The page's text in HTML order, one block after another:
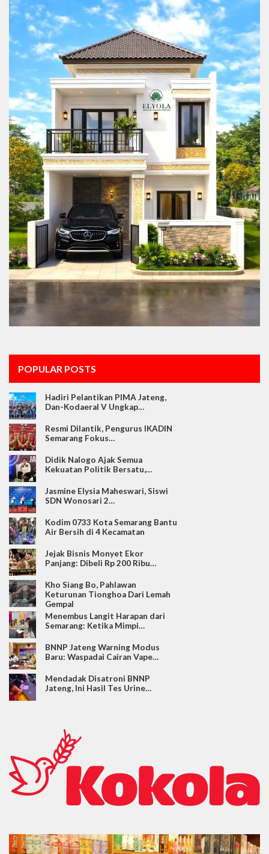
POPULAR POSTS
Hadiri Pelantikan PIMA Jateng,
Dan-Kodaeral V Ungkap…
Resmi Dilantik, Pengurus IKADIN
Semarang Fokus…
Didik Nalogo Ajak Semua
Kekuatan Politik Bersatu,…
Jasmine Elysia Maheswari, Siswi
SDN Wonosari 2…
Kodim 0733 Kota Semarang Bantu
Air Bersih di 4 Kecamatan
Jejak Bisnis Monyet Ekor
Panjang: Dibeli Rp 200 Ribu…
Kho Siang Bo, Pahlawan
Keturunan Tionghoa Dari Lemah
Gempal
Menembus Langit Harapan dari
Semarang: Ketika Mimpi…
BNNP Jateng Warning Modus
Baru: Waspadai Cairan Vape…
Mendadak Disatroni BNNP
Jateng, Ini Hasil Tes Urine…